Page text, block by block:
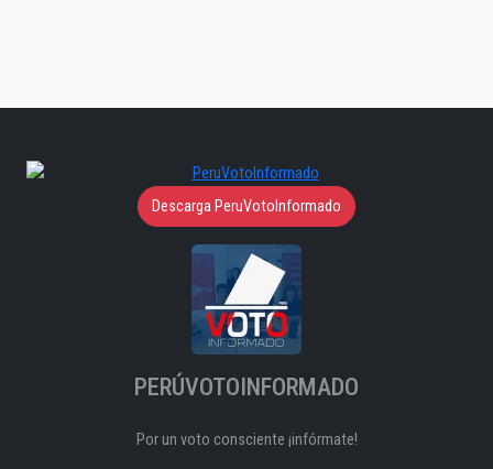
Descarga PeruVotoInformado
PERÚVOTOINFORMADO
Por un voto consciente ¡infórmate!